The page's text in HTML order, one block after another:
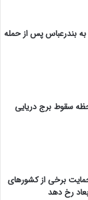
بندرعباس پس از حمله
سقوط برج دریایی
برخی از کشورهای
رخ دهد